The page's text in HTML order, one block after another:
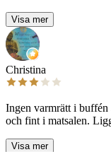
Visa mer
Christina
Ingen varmrätt i buffén
och fint i matsalen.
Visa mer